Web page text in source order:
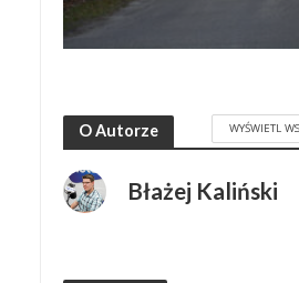
O Autorze WYŚWIETL
Błażej Kaliński